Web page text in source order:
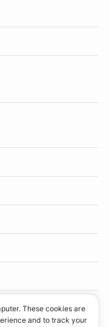
These cookies are
and to track your